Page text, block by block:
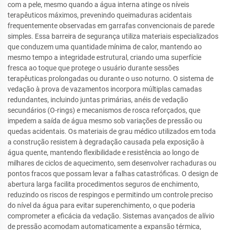
com a pele, mesmo quando a água interna atinge os níveis
terapêuticos máximos, prevenindo queimaduras acidentais
frequentemente observadas em garrafas convencionais de parede
simples. Essa barreira de segurança utiliza materiais especializados
que conduzem uma quantidade mínima de calor, mantendo ao
mesmo tempo a integridade estrutural, criando uma superfície
fresca ao toque que protege o usuário durante sessões
terapêuticas prolongadas ou durante o uso noturno. O sistema de
vedação à prova de vazamentos incorpora múltiplas camadas
redundantes, incluindo juntas primárias, anéis de vedação
secundários (O-rings) e mecanismos de rosca reforçados, que
impedem a saída de água mesmo sob variações de pressão ou
quedas acidentais. Os materiais de grau médico utilizados em toda
a construção resistem à degradação causada pela exposição à
água quente, mantendo flexibilidade e resistência ao longo de
milhares de ciclos de aquecimento, sem desenvolver rachaduras ou
pontos fracos que possam levar a falhas catastróficas. O design de
abertura larga facilita procedimentos seguros de enchimento,
reduzindo os riscos de respingos e permitindo um controle preciso
do nível da água para evitar superenchimento, o que poderia
comprometer a eficácia da vedação. Sistemas avançados de alívio
de pressão acomodam automaticamente a expansão térmica,